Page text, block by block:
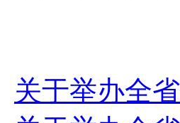
关于举办全